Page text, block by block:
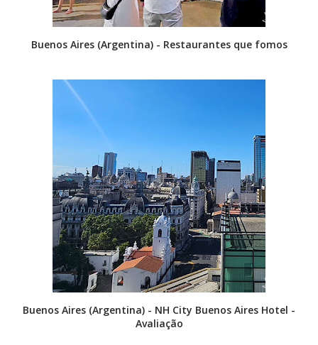
Buenos Aires (Argentina) - Restaurantes que fomos
Buenos Aires (Argentina) - NH City Buenos Aires Hotel -
Avaliação